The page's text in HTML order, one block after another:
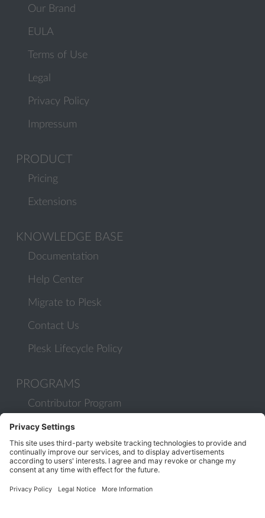
Our Brand
EULA
Terms of Use
Legal
Privacy Policy
Impressum
PRODUCT
Pricing
Extensions
KNOWLEDGE BASE
Documentation
Help Center
Migrate to Plesk
Contact Us
Plesk Lifecycle Policy
PROGRAMS
Contributor Program
Partner Program
COMMUNITY